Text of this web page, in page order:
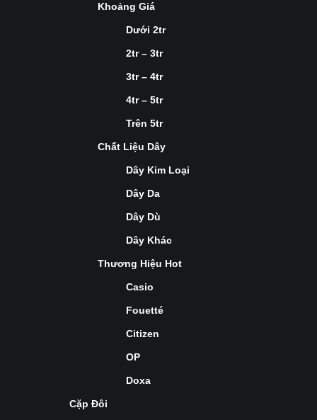
Khoảng Giá
Dưới 2tr
2tr – 3tr
3tr – 4tr
4tr – 5tr
Trên 5tr
Chất Liệu Dây
Dây Kim Loại
Dây Da
Dây Dù
Dây Khác
Thương Hiệu Hot
Casio
Fouetté
Citizen
OP
Doxa
Cặp Đôi